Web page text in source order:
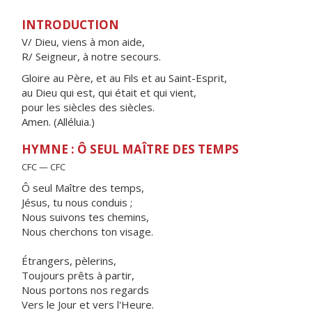
INTRODUCTION
V/ Dieu, viens à mon aide,
R/ Seigneur, à notre secours.
Gloire au Père, et au Fils et au Saint-Esprit,
au Dieu qui est, qui était et qui vient,
pour les siècles des siècles.
Amen. (Alléluia.)
HYMNE : Ô SEUL MAÎTRE DES TEMPS
CFC — CFC
Ô seul Maître des temps,
Jésus, tu nous conduis ;
Nous suivons tes chemins,
Nous cherchons ton visage.
Étrangers, pèlerins,
Toujours prêts à partir,
Nous portons nos regards
Vers le Jour et vers l'Heure.